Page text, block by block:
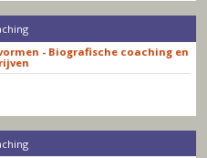
- Biografische coaching en